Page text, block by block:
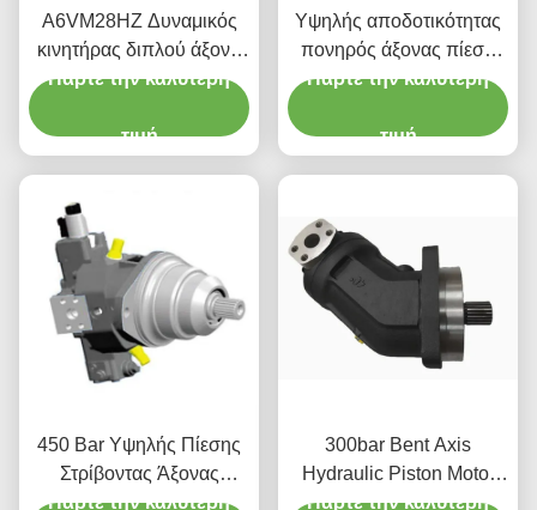
A6VM28HZ Δυναμικός
κινητήρας διπλού άξονα
με έλεγχο δύο σημείων
Πάρτε την καλύτερη
τιμή
Υψηλής αποδοτικότητας
πονηρός άξονας πίεση
κινητήρα έμβολο 400bar
Πάρτε την καλύτερη
τιμή
450 Bar Υψηλής Πίεσης
Στρίβοντας Άξονας
Στρίβοντας Μηχανή
Πάρτε την καλύτερη
300bar Bent Axis
Hydraulic Piston Motor
A2FM107 107cc με
Πάρτε την καλύτερη